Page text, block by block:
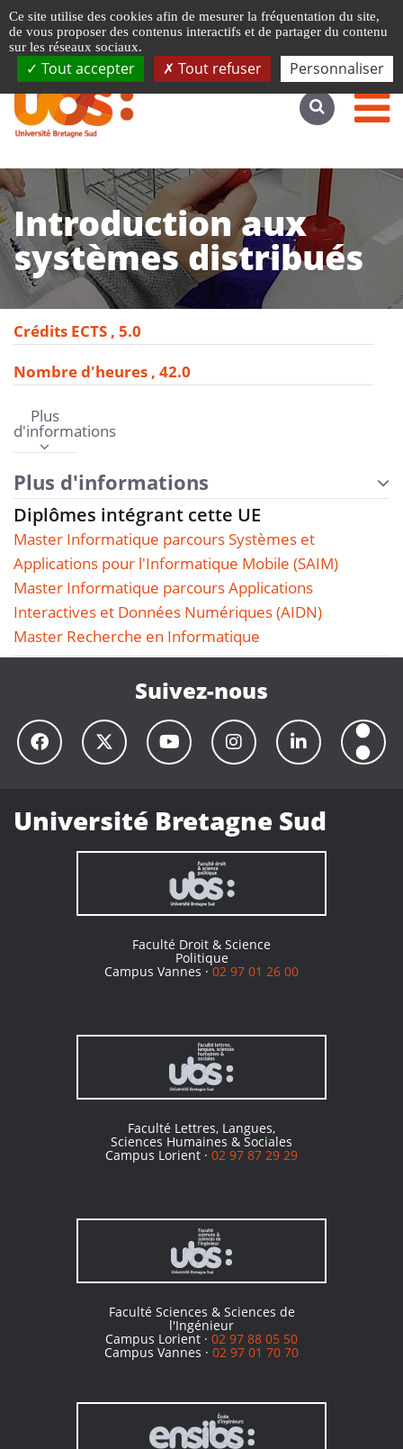
Accéder au site complet
Introduction aux
systèmes distribués
Crédits ECTS 5.0
Nombre d'heures 42.0
Plus
d'informations
Plus d'informations
Diplômes intégrant cette UE
Master Informatique parcours Systèmes et
Applications pour l'Informatique Mobile (SAIM)
Master Informatique parcours Applications
Interactives et Données Numériques (AIDN)
Master Recherche en Informatique
Suivez-nous
Université Bretagne Sud
Faculté Droit & Science
Politique
Campus Vannes ·02 97 01 26 00
Faculté Lettres, Langues,
Sciences Humaines & Sociales
Campus Lorient · 02 97 87 29 29
Faculté Sciences & Sciences de
l'Ingénieur
Campus Lorient · 02 97 88 05 50
Campus Vannes · 02 97 01 70 70
Ce site utilise des cookies afin de mesurer la fréquentation du site,
de vous proposer des contenus interactifs et de partager du contenu
sur les réseaux sociaux.
Tout accepter Tout refuser Personnaliser